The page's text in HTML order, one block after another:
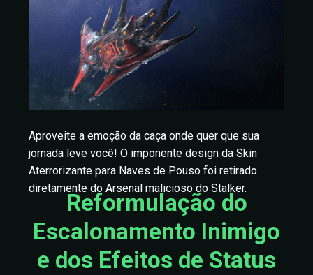
Aproveite a emoção da caça onde quer que sua
jornada leve você! O imponente design da Skin
Aterrorizante para Naves de Pouso foi retirado
diretamente do Arsenal malicioso do Stalker.
Reformulação do
Escalonamento Inimigo
e dos Efeitos de Status